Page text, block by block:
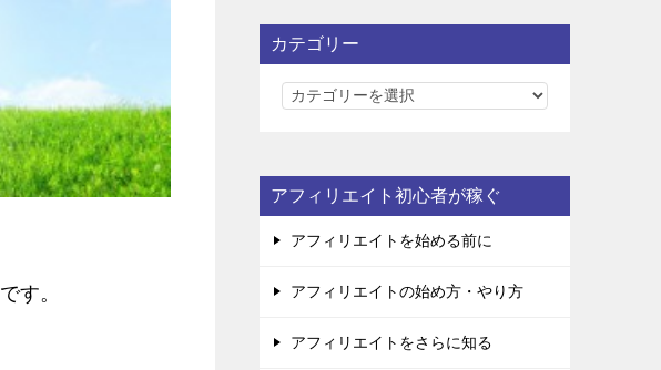
です。
カテゴリー
カ
リ
ー
アフィリエイト初心者が稼ぐ
アフィリエイトを始める前に
アフィリエイトの始め方・やり方
アフィリエイトをさらに知る